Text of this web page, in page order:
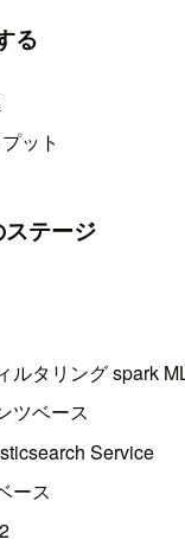
る
ット
テージ
ルタリング spark
ツベース
Service
ース